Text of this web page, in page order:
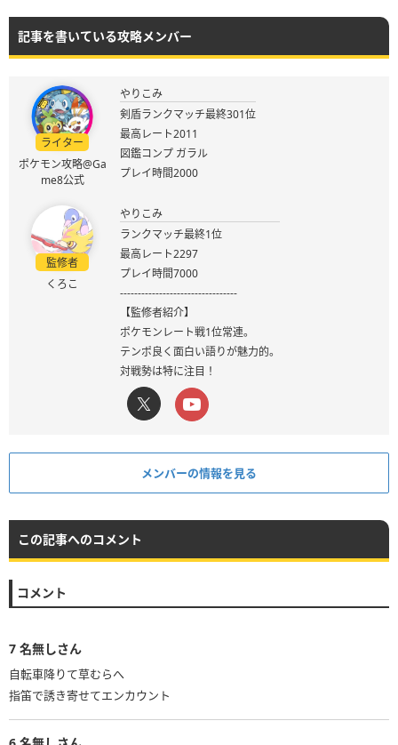
記事を書いている攻略メンバー
ライター
ポケモン攻略@Ga
me8公式
やりこみ
剣盾ランクマッチ最終301位
最高レート2011
図鑑コンプ ガラル
プレイ時間2000
監修者
くろこ
やりこみ
ランクマッチ最終1位
最高レート2297
プレイ時間7000
---------------------------------
【監修者紹介】
ポケモンレート戦1位常連。
テンポ良く面白い語りが魅力的。
対戦勢は特に注目！
メンバーの情報を見る
この記事へのコメント
コメント
7 名無しさん
自転車降りて草むらへ
指笛で誘き寄せてエンカウント